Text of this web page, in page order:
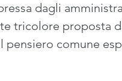
dagli
tricolore proposta
comune